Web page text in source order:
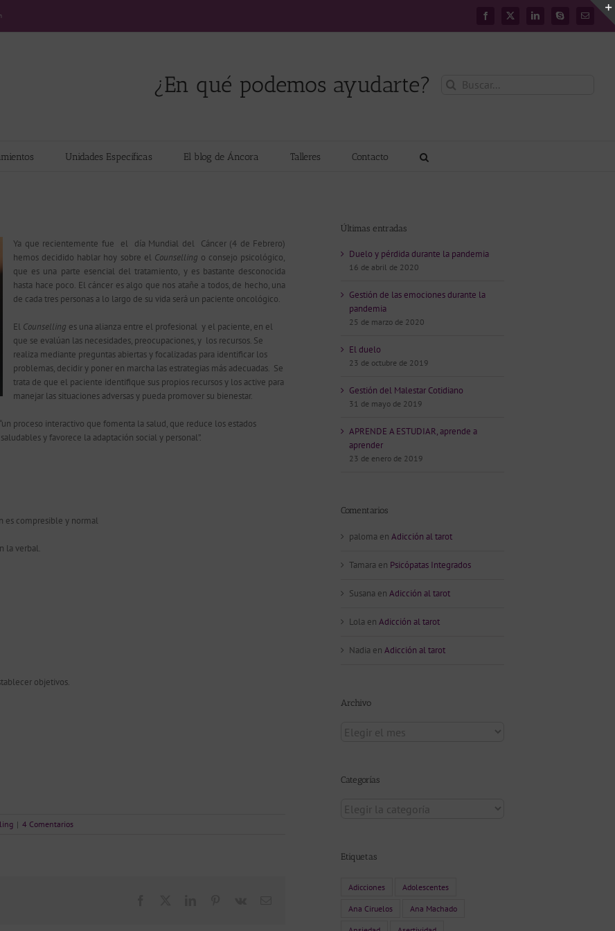
Facebook
X LinkedInSkype
Correo
¿En qué podemos ayudarte? Buscar:
Unidades Específicas El blog de Áncora Talleres Contacto
Ya que recientemente fue el día Mundial del Cáncer (4 de Febrero)
hemos decidido hablar hoy sobre el Counselling o consejo psicológico,
que es una parte esencial del tratamiento, y es bastante desconocida
hasta hace poco. El cáncer es algo que nos atañe a todos, de hecho, una
de cada tres personas a lo largo de su vida será un paciente oncológico.
El Counselling es una alianza entre el profesional y el paciente, en el
que se evalúan las necesidades, preocupaciones, y los recursos. Se
realiza mediante preguntas abiertas y focalizadas para identificar los
problemas, decidir y poner en marcha las estrategias más adecuadas. Se
trata de que el paciente identifique sus propios recursos y los active para
manejar las situaciones adversas y pueda promover su bienestar.
proceso interactivo que fomenta la salud, que reduce los estados
y favorece la adaptación social y personal”.
es compresible y normal
la verbal.
objetivos.
| 4 Comentarios
Últimas entradas
Duelo y pérdida durante la pandemia
16 de abril de 2020
Gestión de las emociones durante la
pandemia
25 de marzo de 2020
El duelo
23 de octubre de 2019
Gestión del Malestar Cotidiano
31 de mayo de 2019
APRENDE A ESTUDIAR, aprende a
aprender
23 de enero de 2019
Comentarios
paloma enAdicción al tarot
Tamara en Psicópatas Integrados
Susana enAdicción al tarot
Lola enAdicción al tarot
Nadia enAdicción al tarot
Archivo
Archivo
Categorías
Categorías
Etiquetas
Adicciones Adolescentes
Ana Ciruelos Ana Machado